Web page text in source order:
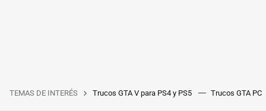
TEMAS DE INTERÉS Trucos GTA V para PS4 y PS5 Trucos GTA PC